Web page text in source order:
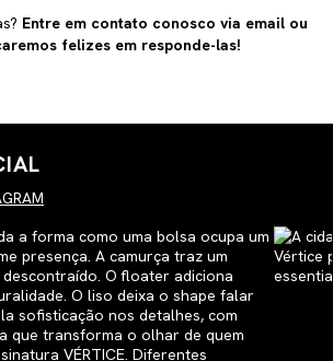
com produção limitada, artesanal e
por isso, alguns itens podem
Entre em contato conosco via email ou
felizes em responde-las!